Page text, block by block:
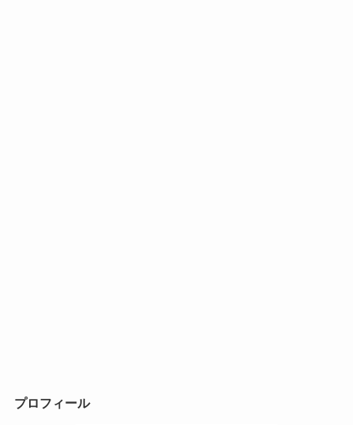
プロフィール